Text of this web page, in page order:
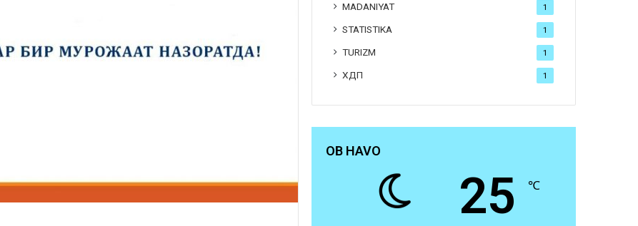
MADANIYAT 1
STATISTIKA 1
TURIZM 1
ХДП 1
OB HAVO
25 ℃